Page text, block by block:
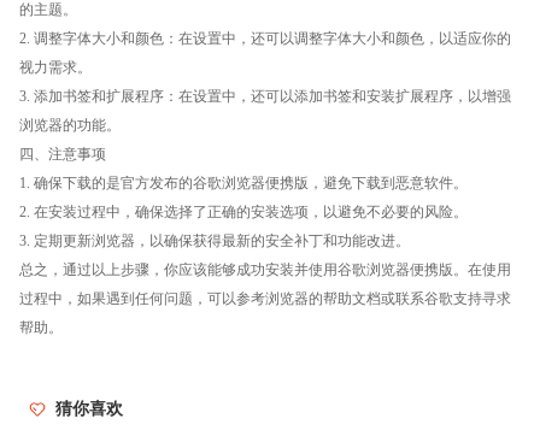
的主题。
2. 调整字体大小和颜色：在设置中，还可以调整字体大小和颜色，以适应你的
视力需求。
3. 添加书签和扩展程序：在设置中，还可以添加书签和安装扩展程序，以增强
浏览器的功能。
四、注意事项
1. 确保下载的是官方发布的谷歌浏览器便携版，避免下载到恶意软件。
2. 在安装过程中，确保选择了正确的安装选项，以避免不必要的风险。
3. 定期更新浏览器，以确保获得最新的安全补丁和功能改进。
总之，通过以上步骤，你应该能够成功安装并使用谷歌浏览器便携版。在使用
过程中，如果遇到任何问题，可以参考浏览器的帮助文档或联系谷歌支持寻求
帮助。
猜你喜欢